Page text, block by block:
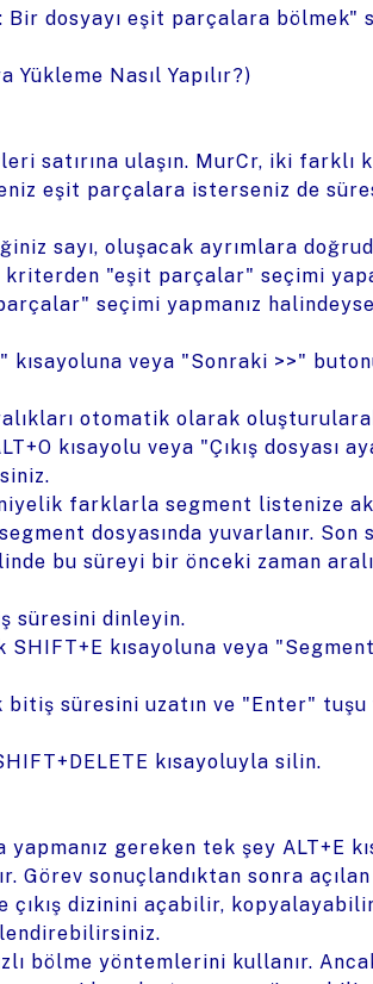
dosyayı eşit parçalara bölmek"
Nasıl Yapılır?)
satırına ulaşın. MurCr, iki farklı
eşit parçalara isterseniz de
sayı, oluşacak ayrımlara
"eşit parçalar" seçimi
seçimi yapmanız
veya "Sonraki >>"
otomatik olarak
kısayolu veya "Çıkış dosyası
farklarla segment listenize
dosyasında yuvarlanır. Son
bu süreyi bir önceki zaman
süresini dinleyin.
kısayoluna veya
bitiş süresini uzatın ve "Enter"
kısayoluyla silin.
gereken tek şey ALT+E
Görev sonuçlandıktan sonra
çıkış dizinini açabilir,
bölme yöntemlerini kullanır.